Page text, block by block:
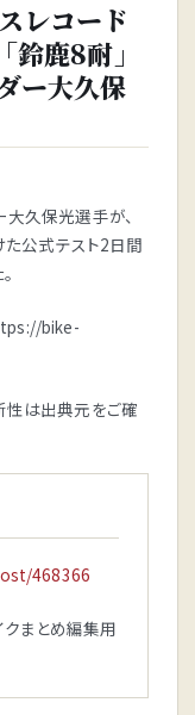
レコード
鹿8耐」
ー大久保
久保光選手が、
公式テスト2日間
bike-
性は出典元をご確
468366
まとめ編集用